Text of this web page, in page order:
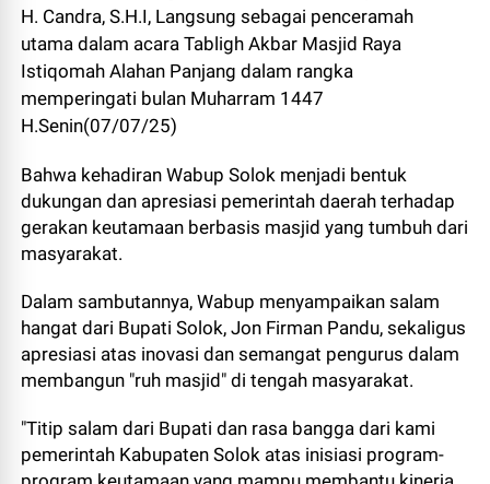
H. Candra, S.H.I, Langsung sebagai penceramah
utama dalam acara Tabligh Akbar Masjid Raya
Istiqomah Alahan Panjang dalam rangka
memperingati bulan Muharram 1447
H.Senin(07/07/25)
Bahwa kehadiran Wabup Solok menjadi bentuk
dukungan dan apresiasi pemerintah daerah terhadap
gerakan keutamaan berbasis masjid yang tumbuh dari
masyarakat.
Dalam sambutannya, Wabup menyampaikan salam
hangat dari Bupati Solok, Jon Firman Pandu, sekaligus
apresiasi atas inovasi dan semangat pengurus dalam
membangun "ruh masjid" di tengah masyarakat.
"Titip salam dari Bupati dan rasa bangga dari kami
pemerintah Kabupaten Solok atas inisiasi program-